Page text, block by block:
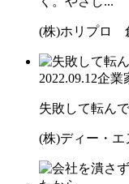
(株)ホリプロ
2022.09.12企業
失敗して転ん
(株)ディー・